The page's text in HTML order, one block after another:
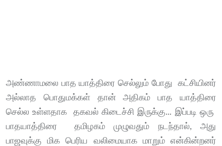
அண்ணாமலை பாத யாத்திரை செல்லும் போது கட்சியினர்
அல்லாத பொதுமக்கள் தான் அதிகம் பாத யாத்திரை
செல்ல உள்ளதாக தகவல் கிடைச்சி இருக்கு... இப்படி ஒரு
பாதயாத்திரை தமிழகம் முழுவதும் நடந்தால், அது
பாஜவுக்கு மிக பெரிய வலிமையாக மாறும் என்கின்றனர்